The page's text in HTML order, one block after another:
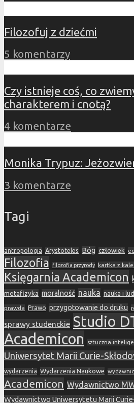
Filozofuj z dziećmi
5 komentarzy
Czy istnieje coś, co
charakterem i cnotą?
4 komentarze
Monika Trypuz:
3 komentarze
Tagi
antropologia Arystoteles Bóg człowiek
Filozofia filozofia przyrody kartka z
Księgarnia Academicon
metafizyka moralność nauka nauka i
prawda Prawo przygotowanie do druku
sprawy studenckie Studio
Academicon
sztuczna
Uniwersytet Marii Curie-
wydarzenia Wydarzenia Naukowe
Academicon Wydawnictwo
Wydawnictwo Uniwersytetu Marii